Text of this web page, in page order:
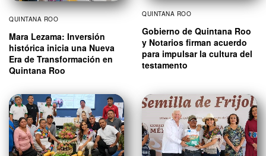
QUINTANA ROO
Mara Lezama: Inversión
histórica inicia una Nueva
Era de Transformación en
Quintana Roo
QUINTANA ROO
Gobierno de Quintana Roo
y Notarios firman acuerdo
para impulsar la cultura del
testamento